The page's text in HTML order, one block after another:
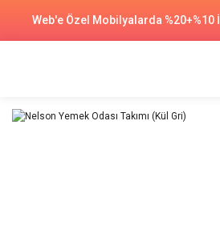
Web'e Özel Mobilyalarda %20+%10